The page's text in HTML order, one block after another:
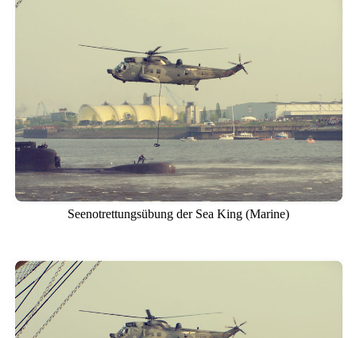
Seenotrettungsübung der Sea King (Marine)